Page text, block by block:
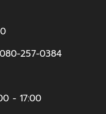
257-0384
- 17:00